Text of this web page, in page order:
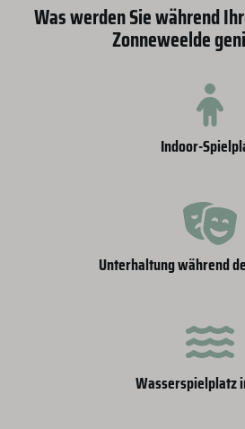
Was werden Sie während
Zonneweelde
Indoor-
Unterhaltung während
Wasserspielplatz